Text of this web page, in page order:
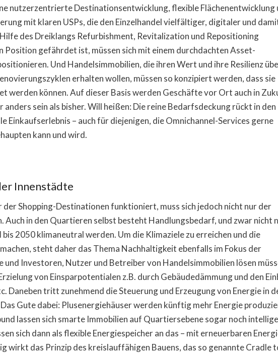
nutzerzentrierte Destinationsentwicklung, flexible Flächenentwicklung
mit klaren USPs, die den Einzelhandel vielfältiger, digitaler und
des Dreiklangs Refurbishment, Revitalization und Repositioning
Position gefährdet ist, müssen sich mit einem durchdachten Asset-
Und Handelsimmobilien, die ihren Wert und ihre Resilienz
erhalten wollen, müssen so konzipiert werden, dass sie
werden können. Auf dieser Basis werden Geschäfte vor Ort auch in
anders sein als bisher. Will heißen: Die reine Bedarfsdeckung rückt in den
Einkaufserlebnis – auch für diejenigen, die Omnichannel-Services gerne
kann und wird.
Innenstädte
Shopping-Destinationen funktioniert, muss sich jedoch nicht nur der
Auch in den Quartieren selbst besteht Handlungsbedarf, und zwar nicht
bis 2050 klimaneutral werden. Um die Klimaziele zu erreichen und die
steht daher das Thema Nachhaltigkeit ebenfalls im Fokus der
Investoren, Nutzer und Betreiber von Handelsimmobilien lösen
von Einsparpotentialen z.B. durch Gebäudedämmung und den
Daneben tritt zunehmend die Steuerung und Erzeugung von Energie in
Gute dabei: Plusenergiehäuser werden künftig mehr Energie
lassen sich smarte Immobilien auf Quartiersebene sogar noch
sich dann als flexible Energiespeicher an das – mit erneuerbaren
wirkt das Prinzip des kreislauffähigen Bauens, das so genannte Cradle